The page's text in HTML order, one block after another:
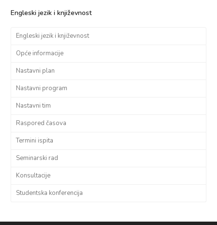
Engleski jezik i književnost
Engleski jezik i književnost
Opće informacije
Nastavni plan
Nastavni program
Nastavni tim
Raspored časova
Termini ispita
Seminarski rad
Konsultacije
Studentska konferencija